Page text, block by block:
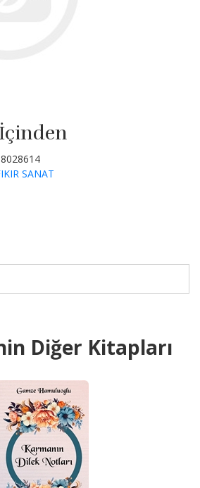
SANAT
Diğer Kitapları